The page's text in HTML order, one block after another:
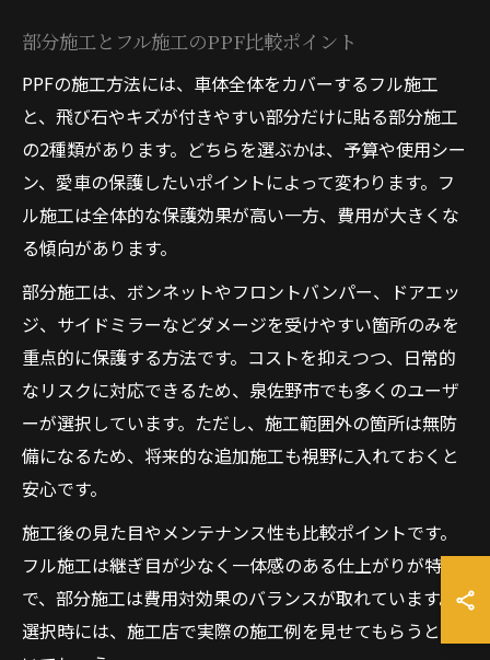
部分施工とフル施工のPPF比較ポイント
PPFの施工方法には、車体全体をカバーするフル施工
と、飛び石やキズが付きやすい部分だけに貼る部分施工
の2種類があります。どちらを選ぶかは、予算や使用シー
ン、愛車の保護したいポイントによって変わります。フ
ル施工は全体的な保護効果が高い一方、費用が大きくな
る傾向があります。
部分施工は、ボンネットやフロントバンパー、ドアエッ
ジ、サイドミラーなどダメージを受けやすい箇所のみを
重点的に保護する方法です。コストを抑えつつ、日常的
なリスクに対応できるため、泉佐野市でも多くのユーザ
ーが選択しています。ただし、施工範囲外の箇所は無防
備になるため、将来的な追加施工も視野に入れておくと
安心です。
施工後の見た目やメンテナンス性も比較ポイントです。
フル施工は継ぎ目が少なく一体感のある仕上がりが特徴
で、部分施工は費用対効果のバランスが取れています。
選択時には、施工店で実際の施工例を見せてもらうとよ